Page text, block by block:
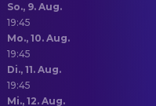
So., 9. Aug.
19:45
Mo., 10. Aug.
19:45
Di., 11. Aug.
19:45
Mi., 12. Aug.